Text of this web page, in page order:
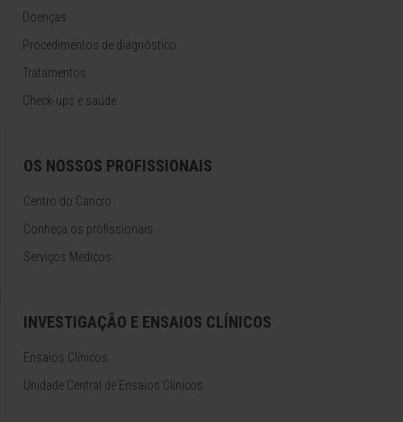
Doenças
Procedimentos de diagnóstico
Tratamentos
Check-ups e saúde
OS NOSSOS PROFISSIONAIS
Centro do Cancro
Conheça os profissionais
Serviços Médicos
INVESTIGAÇÃO E ENSAIOS CLÍNICOS
Ensaios Clínicos
Unidade Central de Ensaios Clínicos